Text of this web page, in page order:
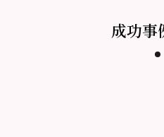
成功事